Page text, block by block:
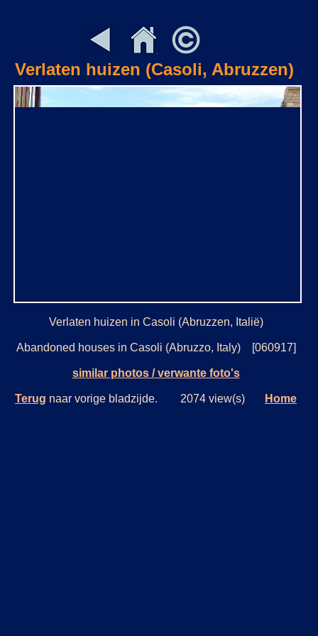
Verlaten huizen (Casoli, Abruzzen)
Verlaten huizen in Casoli (Abruzzen, Italië)
Abandoned houses in Casoli (Abruzzo, Italy) [060917]
similar photos / verwante foto's
Terug naar vorige bladzijde. 2074 view(s) Home